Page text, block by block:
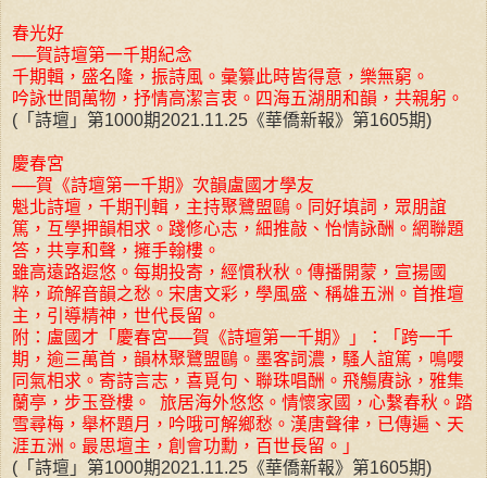
春光好
──賀詩壇第一千期紀念
千期輯，盛名隆，振詩風。彙纂此時皆得意，樂無窮。
吟詠世間萬物，抒情高潔言衷。四海五湖朋和韻，共親躬。
(「詩壇」第1000期2021.11.25《華僑新報》第1605期)
慶春宮
──賀《詩壇第一千期》次韻盧國才學友
魁北詩壇，千期刊輯，主持聚鷺盟鷗。同好填詞，眾朋誼
篤，互學押韻相求。踐修心志，細推敲、怡情詠酬。網聯題
答，共享和聲，擁手翰樓。
雖高遠路遐悠。每期投寄，經慣秋秋。傳播開蒙，宣揚國
粹，疏解音韻之愁。宋唐文彩，學風盛、稱雄五洲。首推壇
主，引導精神，世代長留。
附：盧國才「慶春宮──賀《詩壇第一千期》」：「跨一千
期，逾三萬首，韻林聚鷺盟鷗。墨客詞濃，騷人誼篤，鳴嚶
同氣相求。寄詩言志，喜覓句、聯珠唱酬。飛觴賡詠，雅集
蘭亭，步玉登樓。 旅居海外悠悠。情懷家國，心繫春秋。踏
雪尋梅，舉杯題月，吟哦可解鄉愁。漢唐聲律，已傳遍、天
涯五洲。最思壇主，創會功勳，百世長留。」
(「詩壇」第1000期2021.11.25《華僑新報》第1605期)